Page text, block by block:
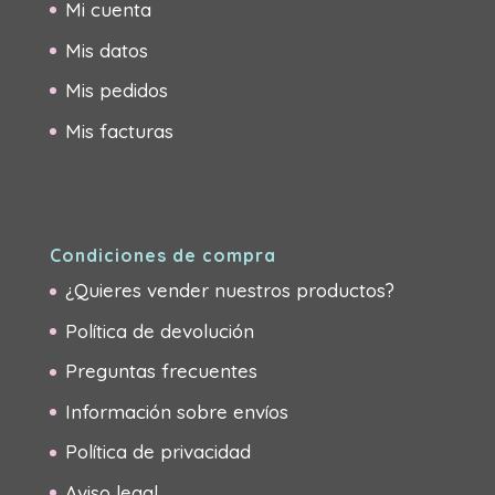
Mi cuenta
Mis datos
Mis pedidos
Mis facturas
Condiciones de compra
¿Quieres vender nuestros productos?
Política de devolución
Preguntas frecuentes
Información sobre envíos
Política de privacidad